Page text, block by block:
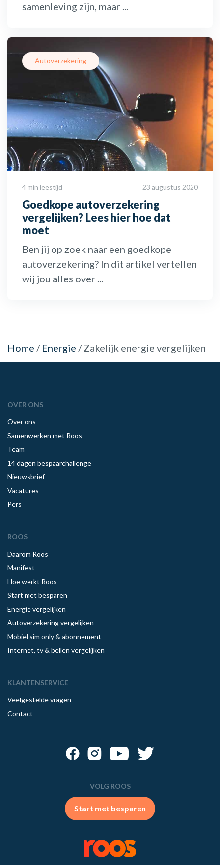
samenleving zijn, maar ...
Autoverzekering
4 min leestijd 23 augustus 2020
Goedkope autoverzekering
vergelijken? Lees hier hoe dat
moet
Ben jij op zoek naar een goedkope
autoverzekering? In dit artikel vertellen
wij jou alles over ...
Home / Energie /Zakelijk energie vergelijken
OVER ONS
Over ons
Samenwerken met Roos
Team
14 dagen bespaarchallenge
Nieuwsbrief
Vacatures
Pers
ROOS
Daarom Roos
Manifest
Hoe werkt Roos
Start met besparen
Energie vergelijken
Autoverzekering vergelijken
Mobiel sim only & abonnement
Internet, tv & bellen vergelijken
KLANTENSERVICE
Veelgestelde vragen
Contact
VOLG ROOS
Start met besparen